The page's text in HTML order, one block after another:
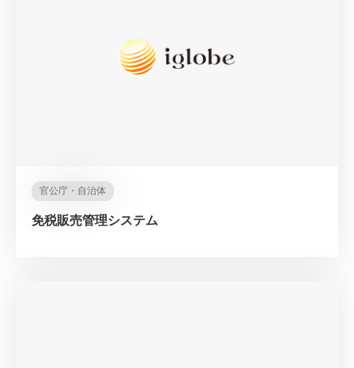
官公庁・自治体
免税販売管理システム